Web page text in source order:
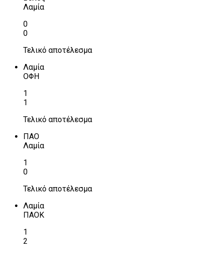
Λαμία
0
0
Τελικό αποτέλεσμα
Λαμία
ΟΦΗ
1
1
Τελικό αποτέλεσμα
ΠΑΟ
Λαμία
1
0
Τελικό αποτέλεσμα
Λαμία
ΠΑΟΚ
1
2